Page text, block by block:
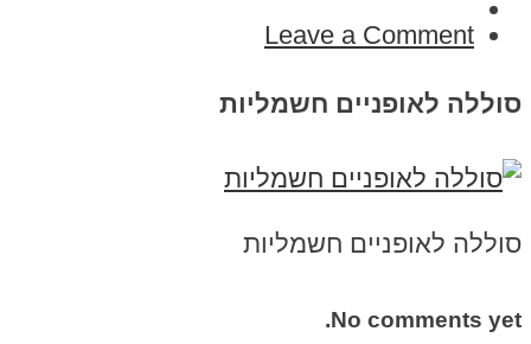
Leave a Comment
סוללה לאופניים חשמליות
סוללה לאופניים חשמליות
No comments yet.